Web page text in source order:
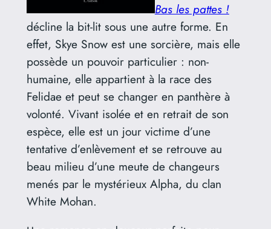
Bas les pattes !
décline la bit-lit sous une autre forme. En
effet, Skye Snow est une sorcière, mais elle
possède un pouvoir particulier : non-
humaine, elle appartient à la race des
Felidae et peut se changer en panthère à
volonté. Vivant isolée et en retrait de son
espèce, elle est un jour victime d’une
tentative d’enlèvement et se retrouve au
beau milieu d’une meute de changeurs
menés par le mystérieux Alpha, du clan
White Mohan.